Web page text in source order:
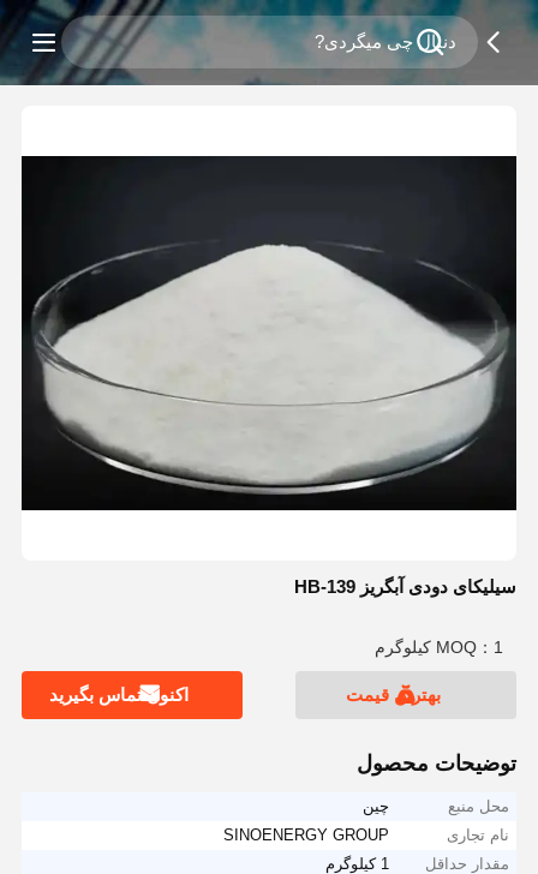
سیلیکای دودی آبگریز HB-139
MOQ：1 کیلوگرم
بهترین قیمت اکنون تماس بگیرید
توضیحات محصول
محل منبع
چین
نام تجاری
SINOENERGY GROUP
مقدار حداقل
1 کیلوگرم